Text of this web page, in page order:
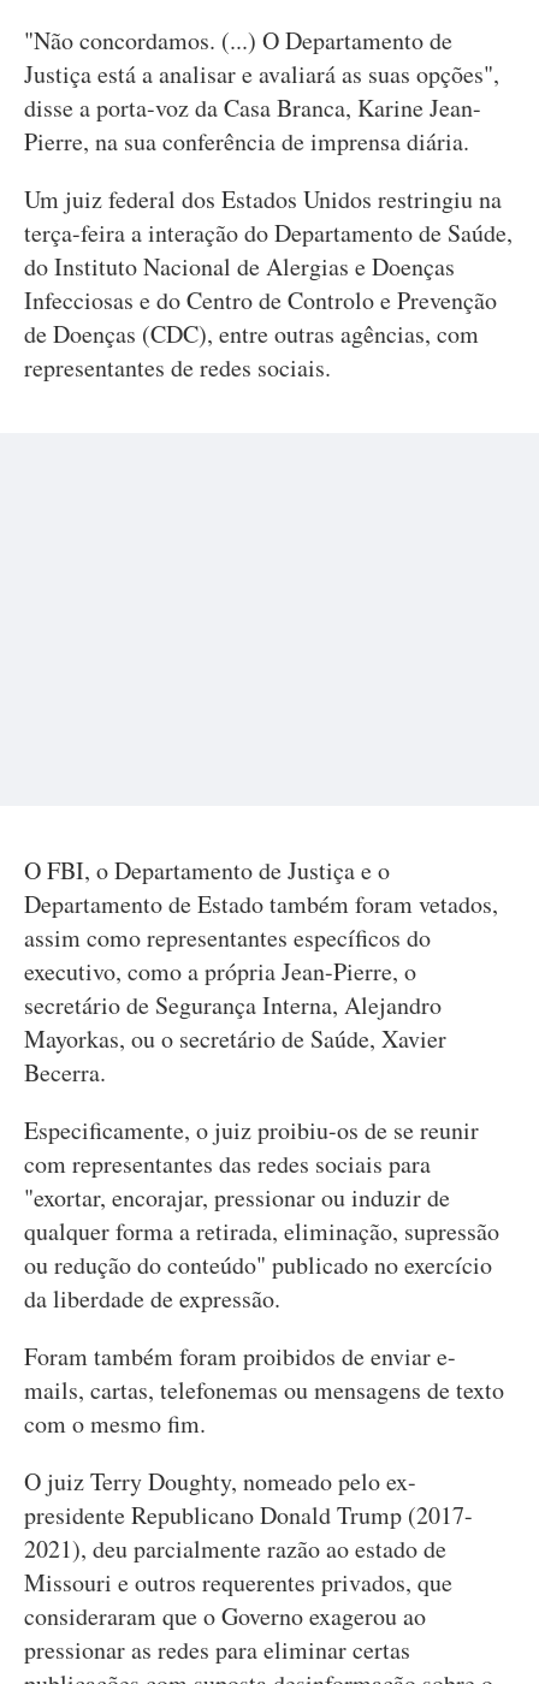
"Não concordamos. (...) O Departamento de
Justiça está a analisar e avaliará as suas opções",
disse a porta-voz da Casa Branca, Karine Jean-
Pierre, na sua conferência de imprensa diária.
Um juiz federal dos Estados Unidos restringiu na
terça-feira a interação do Departamento de Saúde,
do Instituto Nacional de Alergias e Doenças
Infecciosas e do Centro de Controlo e Prevenção
de Doenças (CDC), entre outras agências, com
representantes de redes sociais.
O FBI, o Departamento de Justiça e o
Departamento de Estado também foram vetados,
assim como representantes específicos do
executivo, como a própria Jean-Pierre, o
secretário de Segurança Interna, Alejandro
Mayorkas, ou o secretário de Saúde, Xavier
Becerra.
Especificamente, o juiz proibiu-os de se reunir
com representantes das redes sociais para
"exortar, encorajar, pressionar ou induzir de
qualquer forma a retirada, eliminação, supressão
ou redução do conteúdo" publicado no exercício
da liberdade de expressão.
Foram também foram proibidos de enviar e-
mails, cartas, telefonemas ou mensagens de texto
com o mesmo fim.
O juiz Terry Doughty, nomeado pelo ex-
presidente Republicano Donald Trump (2017-
2021), deu parcialmente razão ao estado de
Missouri e outros requerentes privados, que
consideraram que o Governo exagerou ao
pressionar as redes para eliminar certas